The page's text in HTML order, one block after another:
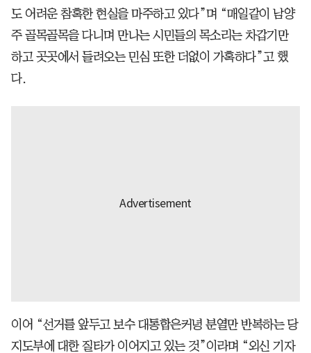
도 어려운 참혹한 현실을 마주하고 있다”며 “매일같이 남양
주 골목골목을 다니며 만나는 시민들의 목소리는 차갑기만
하고 곳곳에서 들려오는 민심 또한 더없이 가혹하다”고 했
다.
이어 “선거를 앞두고 보수 대통합은커녕 분열만 반복하는 당
지도부에 대한 질타가 이어지고 있는 것”이라며 “외신 기자